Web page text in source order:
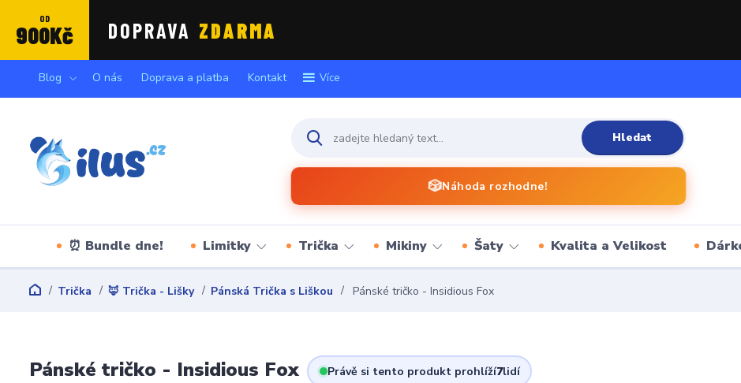
OD
900Kč DOPRAVA ZDARMA
Blog O nás Doprava a platba Kontakt Více
Hledat
🎲Náhoda rozhodne!
⏰ Bundle dne! Limitky Trička Mikiny Šaty Kvalita a Velikost
Trička 🦊 Trička - Lišky Pánská Trička s Liškou Pánské tričko - Insidious Fox
Pánské tričko - Insidious Fox Právě si tento produkt prohlíží7lidí